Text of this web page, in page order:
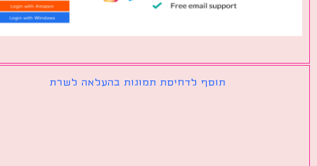
תוסף לדחיסת תמונות בהעלאה לשרת